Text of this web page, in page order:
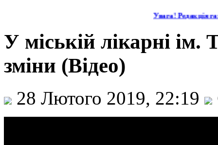
Увага! Редакція
У міській лікарні
зміни (Відео)
28 Лютого 2019, 22:19